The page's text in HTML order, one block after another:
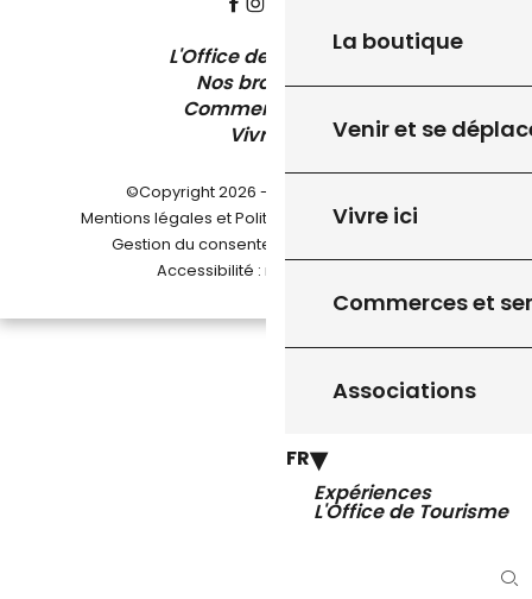
La boutique
Venir et se
Vivre ici
Commerces et
Associations
FR
Expériences
L'Office de Tourisme
L'Office de Tourisme
Nos brochures
Comment venir ?
Vivre ici
©Copyright 2026 - Pays de Gourdon
Mentions légales et Politique de confidentialité
Gestion du consentement
Accessibilité : non conforme